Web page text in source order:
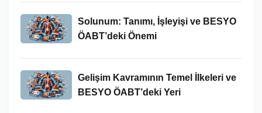
Solunum: Tanımı, İşleyişi ve BESYO
ÖABT’deki Önemi
Gelişim Kavramının Temel İlkeleri ve
BESYO ÖABT’deki Yeri